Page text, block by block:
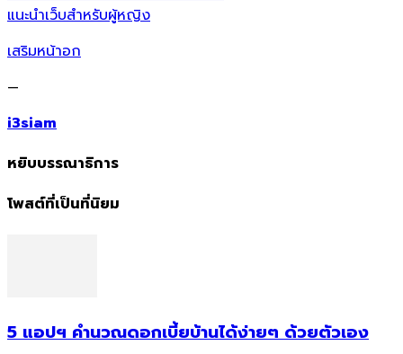
แนะนำเว็บสำหรับผู้หญิง
เสริมหน้าอก
—
i3siam
หยิบบรรณาธิการ
โพสต์ที่เป็นที่นิยม
5 แอปฯ คำนวณดอกเบี้ยบ้านได้ง่ายๆ ด้วยตัวเอง